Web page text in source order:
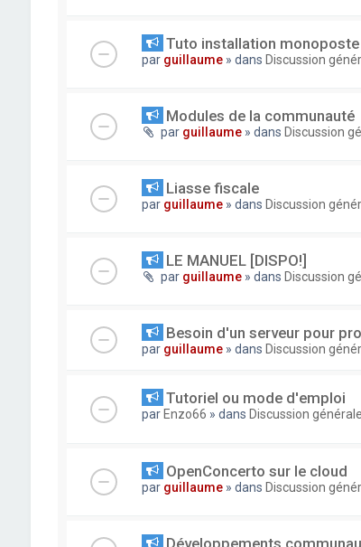
Tuto installation
par guillaume » dans Discussion
Modules de la communauté
par guillaume » dans Discussion
Liasse fiscale
par guillaume » dans Discussion
LE MANUEL [DISPO!]
par guillaume » dans Discussion
Besoin d'un serveur pour
par guillaume » dans Discussion
Tutoriel ou mode d'emploi
par Enzo66 » dans Discussion générale
OpenConcerto sur le cloud
par guillaume » dans Discussion
Développements